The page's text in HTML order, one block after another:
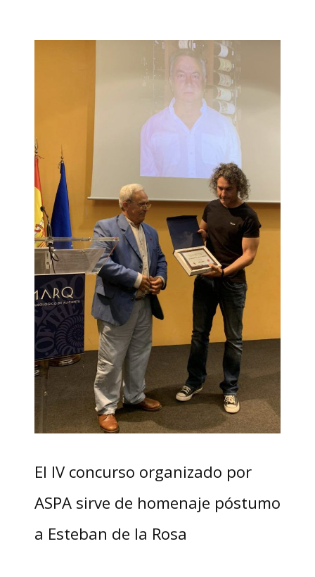
El IV concurso organizado por
ASPA sirve de homenaje póstumo
a Esteban de la Rosa